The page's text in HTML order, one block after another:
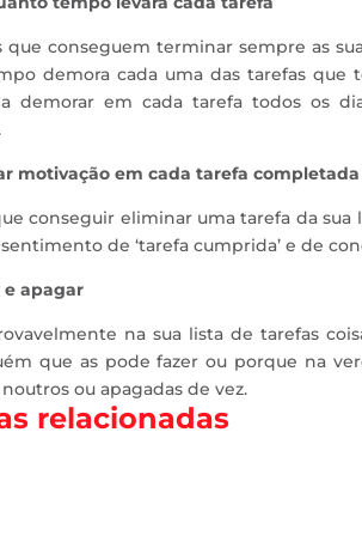
que conseguem terminar sempre as
demora cada uma das tarefas
demorar em cada tarefa todos os
motivação em cada tarefa completada
conseguir eliminar uma tarefa da
de ‘tarefa cumprida’ e de
e apagar
na sua lista de tarefas
que as pode fazer ou porque na
ou apagadas de vez.
relacionadas